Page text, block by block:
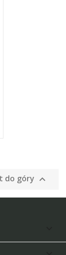
do góry 